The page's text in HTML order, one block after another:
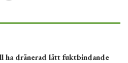
ha dränerad lätt fuktbindande